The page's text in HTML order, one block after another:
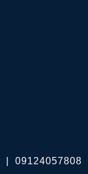
09124057808